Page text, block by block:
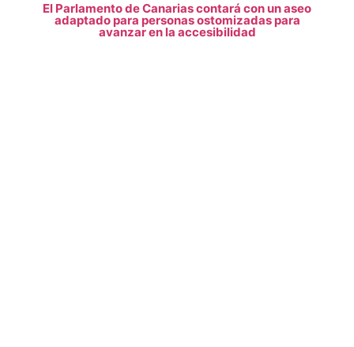
El Parlamento de Canarias contará con un aseo
adaptado para personas ostomizadas para
avanzar en la accesibilidad